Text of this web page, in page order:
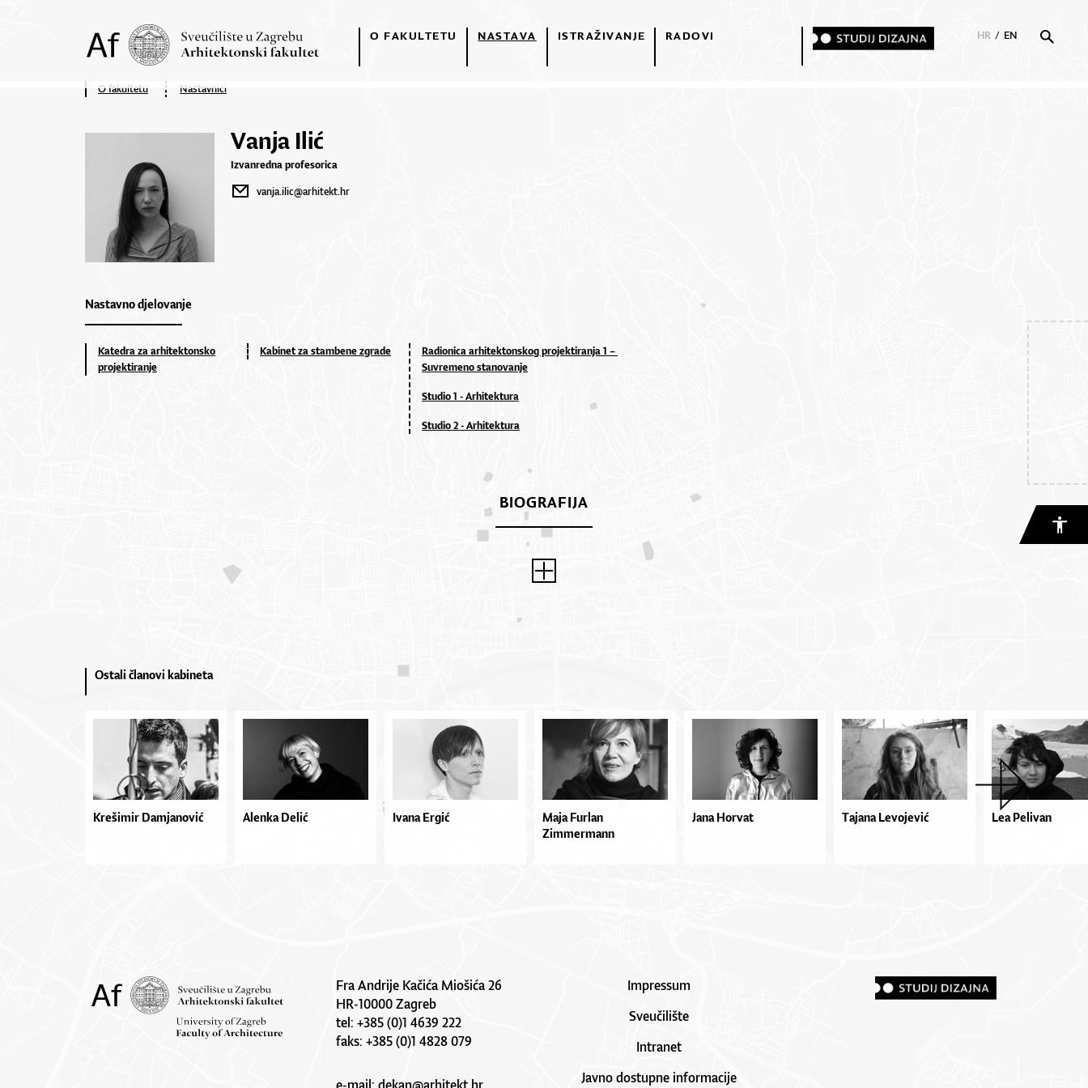
O FAKULTETU NASTAVA ISTRAŽIVANJE RADOVI HR / EN
O fakultetu Nastavnici
Vanja Ilić
Izvanredna profesorica
vanja.ilic@arhitekt.hr
Nastavno djelovanje
Katedra za arhitektonsko
projektiranje
Kabinet za stambene zgrade
Radionica arhitektonskog projektiranja 1 –
Suvremeno stanovanje
Studio 1 - Arhitektura
Studio 2 - Arhitektura
BIOGRAFIJA
Ostali članovi kabineta
Krešimir Damjanović Alenka Delić Ivana Ergić
Maja Furlan
Zimmermann
Jana Horvat Tajana Levojević Lea Pelivan
Fra Andrije Kačića Miošića 26
HR-10000 Zagreb
tel: +385 (0)1 4639 222
faks: +385 (0)1 4828 079
Impressum
Sveučilište
Intranet
Javno dostupne informacije